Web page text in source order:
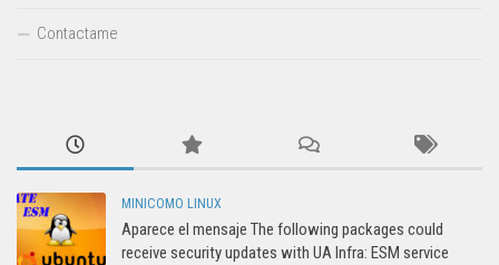
Contactame
MINICOMO LINUX
Aparece el mensaje The following packages could
receive security updates with UA Infra: ESM service